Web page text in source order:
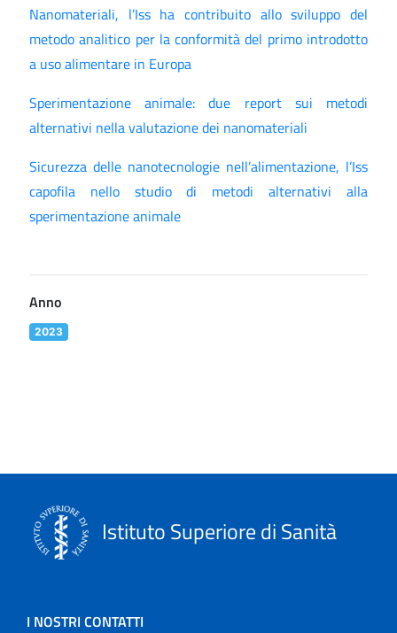
Nanomateriali, l’Iss ha contribuito allo sviluppo del
metodo analitico per la conformità del primo introdotto
a uso alimentare in Europa
Sperimentazione animale: due report sui metodi
alternativi nella valutazione dei nanomateriali
Sicurezza delle nanotecnologie nell’alimentazione, l’Iss
capofila nello studio di metodi alternativi alla
sperimentazione animale
Anno
2023
Istituto Superiore di Sanità
I NOSTRI CONTATTI